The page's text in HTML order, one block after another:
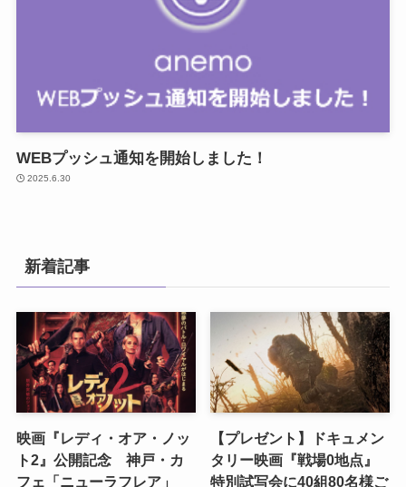
WEBプッシュ通知を開始しました！
2025.6.30
新着記事
映画『レディ・オア・ノッ
ト2』公開記念 神戸・カ
フェ「ニューラフレア」
【プレゼント】ドキュメン
タリー映画『戦場0地点』
特別試写会に40組80名様ご